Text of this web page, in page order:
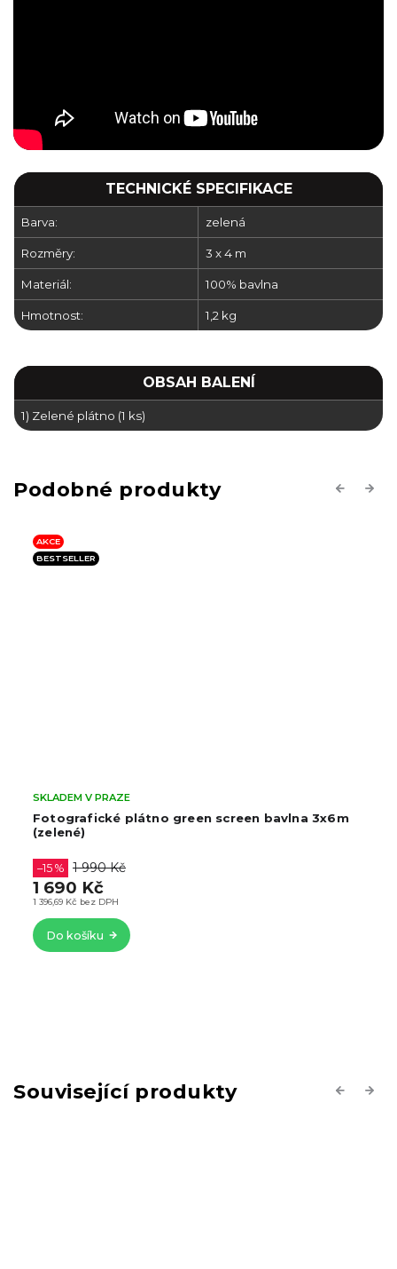
TECHNICKÉ SPECIFIKACE
Barva: zelená
Rozměry: 3 x 4 m
Materiál: 100% bavlna
Hmotnost: 1,2 kg
OBSAH BALENÍ
1) Zelené plátno (1 ks)
Previous
AKCE
BESTSELLER
Fotografické plátno green screen bavlna 3x6m
(zelené)
SKLADEM V PRAZE
1 396,69 Kč bez DPH
–15 % 1 990 Kč
1 690 Kč
Do košíku
Next
Související produkty Previous
Next